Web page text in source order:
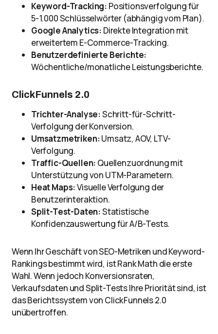
Keyword-Tracking: Positionsverfolgung für
5-1.000 Schlüsselwörter (abhängig vom Plan).
Google Analytics: Direkte Integration mit
erweitertem E-Commerce-Tracking.
Benutzerdefinierte Berichte:
Wöchentliche/monatliche Leistungsberichte.
ClickFunnels 2.0
Trichter-Analyse:Schritt-für-Schritt-
Verfolgung der Konversion.
Umsatzmetriken:Umsatz, AOV, LTV-
Verfolgung.
Traffic-Quellen: Quellenzuordnung mit
Unterstützung von UTM-Parametern.
Heat Maps:Visuelle Verfolgung der
Benutzerinteraktion.
Split-Test-Daten:Statistische
Konfidenzauswertung für A/B-Tests.
Wenn Ihr Geschäft von SEO-Metriken und Keyword-
Rankings bestimmt wird, ist Rank Math die erste
Wahl. Wenn jedoch Konversionsraten,
Verkaufsdaten und Split-Tests Ihre Priorität sind, ist
das Berichtssystem von ClickFunnels 2.0
unübertroffen.